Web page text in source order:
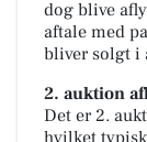
dog blive
aftale med
bliver solgt i
2. auktion
Det er 2.
hvilket